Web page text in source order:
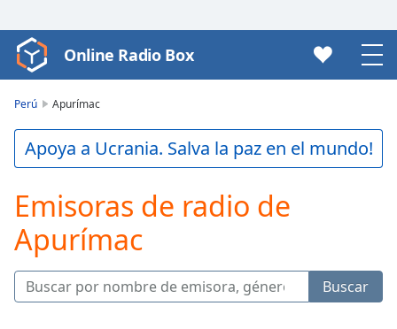
Video
Player
Play
Video
Skip
Backward
Skip
Forward
Current
Time0:00
Online Radio Box
Perú Apurímac
Apoya a Ucrania. Salva la paz en el mundo!
Emisoras de radio de
Apurímac
Buscar